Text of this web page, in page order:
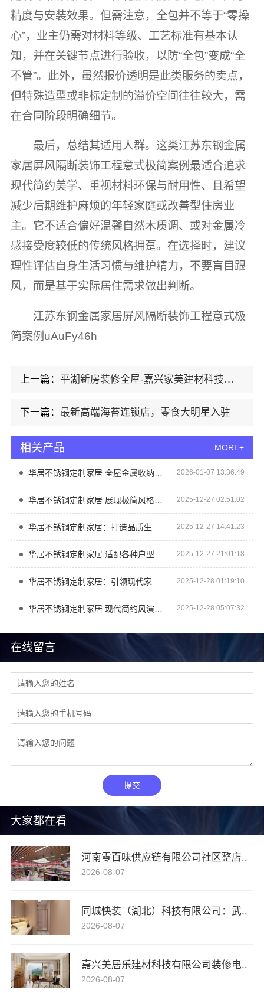
大家都在看
河南零百味供应链有限公司社区整店..
2026-08-07
同城快装（湖北）科技有限公司：武..
2026-08-07
嘉兴美居乐建材科技有限公司装修电..
2026-08-07
在线留言
提交
精度与安装效果。但需注意，全包并不等于“零操
心”，业主仍需对材料等级、工艺标准有基本认
知，并在关键节点进行验收，以防“全包”变成“全
不管”。此外，虽然报价透明是此类服务的卖点，
但特殊造型或非标定制的溢价空间往往较大，需
在合同阶段明确细节。
最后，总结其适用人群。这类江苏东钢金属
家居屏风隔断装饰工程意式极简案例 最适合追求
现代简约美学、重视材料环保与耐用性、且希望
减少后期维护麻烦的年轻家庭或改善型住房业
主。它不适合偏好温馨自然木质调、或对金属冷
感接受度较低的传统风格拥趸。在选择时，建议
理性评估自身生活习惯与维护精力，不要盲目跟
风，而是基于实际居住需求做出判断。
江苏东钢金属家居屏风隔断装饰工程意式极
简案例uAuFy46h
上一篇：平湖新房装修全屋-嘉兴家美建材科技有限公司
下一篇：最新高端海苔连锁店，零食大明星入驻
相关产品 MORE+
2026-01-07 13:36:49
华居不锈钢定制家居 展现极简风格与实用功能结合之美 2025-12-27 02:51:02
2025-12-27 14:41:23
2025-12-27 21:01:18
2025-12-28 01:19:10
2025-12-28 05:07:32